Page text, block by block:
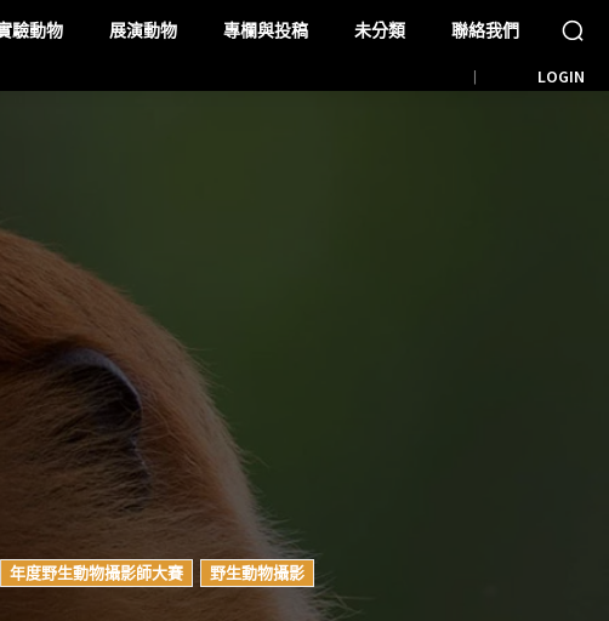
驗動物 展演動物 專欄與投稿 未分類 聯絡我們
LOGIN
年度野生動物攝影師大賽 野生動物攝影